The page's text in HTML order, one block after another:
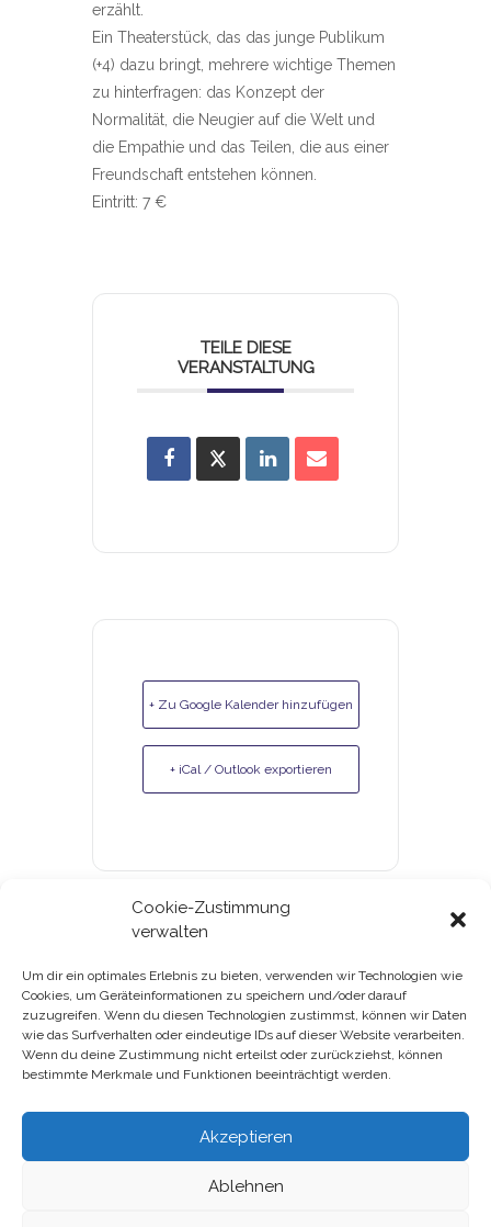
Cookie-Zustimmung
verwalten
Um dir ein optimales Erlebnis zu bieten, verwenden wir Technologien wie
Cookies, um Geräteinformationen zu speichern und/oder darauf
zuzugreifen. Wenn du diesen Technologien zustimmst, können wir Daten
wie das Surfverhalten oder eindeutige IDs auf dieser Website verarbeiten.
Wenn du deine Zustimmung nicht erteilst oder zurückziehst, können
bestimmte Merkmale und Funktionen beeinträchtigt werden.
Akzeptieren
Ablehnen
erzählt.
Ein Theaterstück, das das junge Publikum
(+4) dazu bringt, mehrere wichtige Themen
zu hinterfragen: das Konzept der
Normalität, die Neugier auf die Welt und
die Empathie und das Teilen, die aus einer
Freundschaft entstehen können.
Eintritt: 7 €
TEILE DIESE
VERANSTALTUNG
+ Zu Google Kalender hinzufügen
+ iCal / Outlook exportieren
Gutscheine & Kundenkarte
Datenschutz